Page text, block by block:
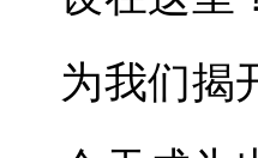
为我们揭